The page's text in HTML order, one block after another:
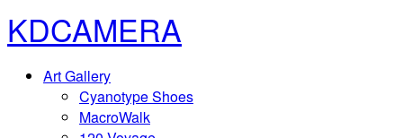
KDCAMERA
Art Gallery
Cyanotype Shoes
MacroWalk